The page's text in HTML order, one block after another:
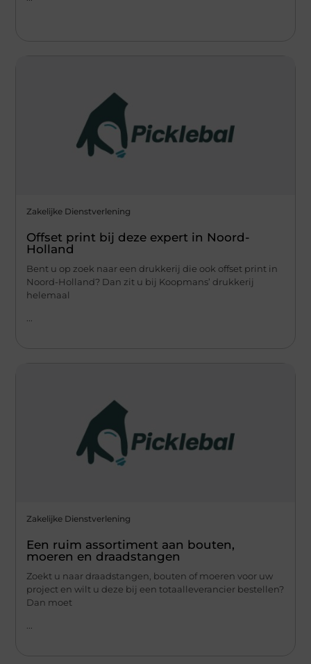
Zakelijke Dienstverlening
Offset print bij deze expert in Noord-
Holland
Bent u op zoek naar een drukkerij die ook offset print in
Noord-Holland? Dan zit u bij Koopmans’ drukkerij
helemaal
Zakelijke Dienstverlening
Een ruim assortiment aan bouten,
moeren en draadstangen
Zoekt u naar draadstangen, bouten of moeren voor uw
project en wilt u deze bij een totaalleverancier bestellen?
Dan moet
...